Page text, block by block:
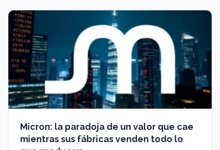
Micron: la paradoja de un valor que cae
mientras sus fábricas venden todo lo